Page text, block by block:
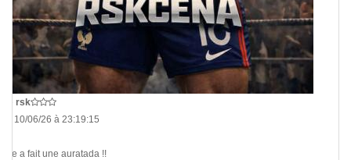
rsk
Le 10/06/26 à 23:19:15
Elle a fait une auratada !!